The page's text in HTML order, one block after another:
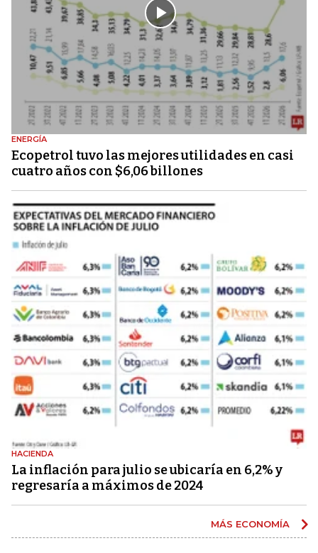
ENERGÍA
Ecopetrol tuvo las mejores utilidades en casi
cuatro años con $6,06 billones
HACIENDA
La inflación para julio se ubicaría en 6,2% y
regresaría a máximos de 2024
MÁS ECONOMÍA